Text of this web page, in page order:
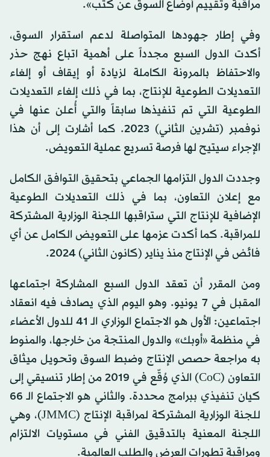
مراقبة وتقييم أوضاع السوق عن كثب».
وفي إطار جهودها المتواصلة لدعم استقرار السوق،
أكدت الدول السبع مجدداً على أهمية اتباع نهج حذر
والاحتفاظ بالمرونة الكاملة لزيادة أو إيقاف أو إلغاء
التعديلات الطوعية للإنتاج، بما في ذلك إلغاء التعديلات
الطوعية التي تم تنفيذها سابقاً والتي أُعلن عنها في
نوفمبر (تشرين الثاني) 2023. كما أشارت إلى أن هذا
الإجراء سيتيح لها فرصة تسريع عملية التعويض.
وجددت الدول التزامها الجماعي بتحقيق التوافق الكامل
مع إعلان التعاون، بما في ذلك التعديلات الطوعية
الإضافية للإنتاج التي ستراقبها اللجنة الوزارية المشتركة
للمراقبة. كما أكدت عزمها على التعويض الكامل عن أي
فائض في الإنتاج منذ يناير (كانون الثاني) 2024.
ومن المقرر أن تعقد الدول السبع المشاركة اجتماعها
المقبل في 7 يونيو. وهو اليوم الذي يصادف فيه انعقاد
اجتماعين: الأول هو الاجتماع الوزاري الـ 41 للدول الأعضاء
في منظمة «أوبك» والدول المنتجة من خارجها، والمنوط
به مراجعة حصص الإنتاج وضبط السوق وتحويل ميثاق
التعاون (CoC) الذي وُقّع في 2019 من إطار تنسيقي إلى
كيان تنفيذي ببرامج محددة. والثاني هو الاجتماع الـ 66
للجنة الوزارية المشتركة لمراقبة الإنتاج (JMMC)، وهي
اللجنة المعنية بالتدقيق الفني في مستويات الالتزام
ومراقبة تطورات العرض والطلب العالمية.